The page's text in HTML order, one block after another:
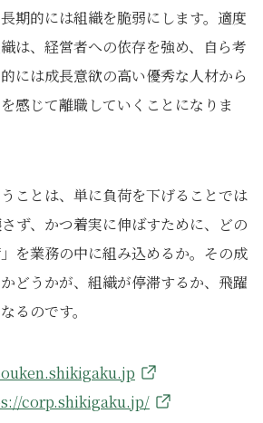
期的には組織を脆弱にします。適度
は、経営者への依存を強め、自ら考
には成長意欲の高い優秀な人材から
感じて離職していくことになりま
ことは、単に負荷を下げることでは
ず、かつ着実に伸ばすために、どの
を業務の中に組み込めるか。その成
どうかが、組織が停滞するか、飛躍
るのです。
corp.shikigaku.jp/